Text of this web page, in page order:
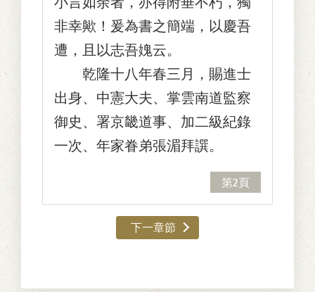
非幸歟！爰為書之簡端，以慶吾
遭，且以志吾媿云。
乾隆十八年春三月，賜進士
出身、中憲大夫、掌雲南道監察
御史、署京畿道事、加二級紀錄
一次、年家眷弟張湄拜譔。
第2頁
下一章節